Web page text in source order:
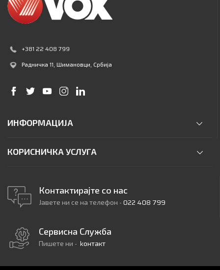
+381 22 408 799
Радничка 11, Шимановци, Србија
ИНФОРМАЦИЈА
КОРИСНИЧКА УСЛУГА
Контактирајте со нас
Јавете ни се на телефон -022 408 799
Сервисна Служба
Пишете ни - kонтакт